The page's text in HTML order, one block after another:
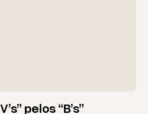
pelos “B’s”